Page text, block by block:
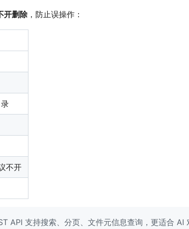
开删除，防止误操作：
不开
API 支持搜索、分页、文件元信息查询，更适合